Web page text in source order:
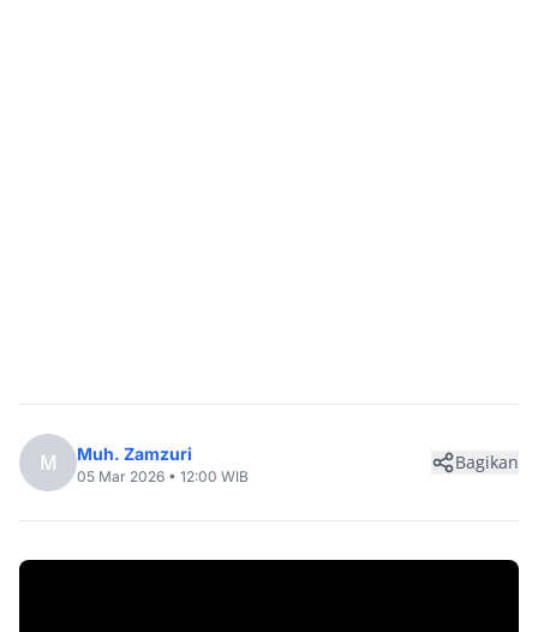
M Muh. Zamzuri
05 Mar 2026 • 12:00 WIB
Bagikan